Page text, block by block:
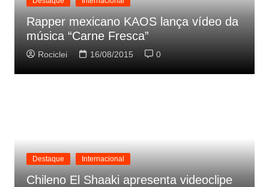
Rapper mexicano KAOS lança vídeo da
música “Carne Fresca”
Rociclei 16/08/2015 0
Destaque Internacional
Chileno El Shaaki apresenta videoclipe